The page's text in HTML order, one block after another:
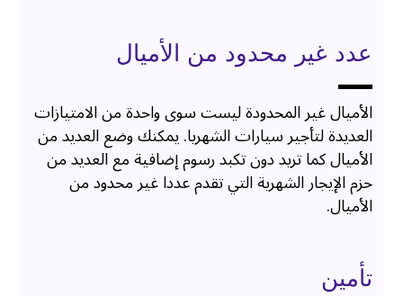
عدد غير محدود من الأميال
الأميال غير المحدودة ليست سوى واحدة من الامتيازات
العديدة لتأجير سيارات الشهريا. يمكنك وضع العديد من
الأميال كما تريد دون تكبد رسوم إضافية مع العديد من
حزم الإيجار الشهرية التي تقدم عددا غير محدود من
الأميال.
تأمين